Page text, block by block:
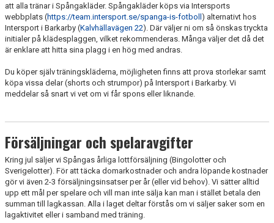
att alla tränar i Spångakläder. Spångakläder köps via Intersports
webbplats (https://team.intersport.se/spanga-is-fotboll ) alternativt hos
Intersport i Barkarby (Kalvhällavägen 22). Där väljer ni om så önskas tryckta
initialer på klädesplaggen, vilket rekommenderas. Många väljer det då det
är enklare att hitta sina plagg i en hög med andras.
Du köper själv träningskläderna, möjligheten finns att prova storlekar samt
köpa vissa delar (shorts och strumpor) på Intersport i Barkarby. Vi
meddelar så snart vi vet om vi får spons eller liknande.
Försäljningar och spelaravgifter
Kring jul säljer vi Spångas årliga lottförsäljning (Bingolotter och
Sverigelotter). För att täcka domarkostnader och andra löpande kostnader
gör vi även 2-3 försäljningsinsatser per år (eller vid behov). Vi sätter alltid
upp ett mål per spelare och vill man inte sälja kan man i stället betala den
summan till lagkassan. Alla i laget deltar förstås om vi säljer saker som en
lagaktivitet eller i samband med träning.